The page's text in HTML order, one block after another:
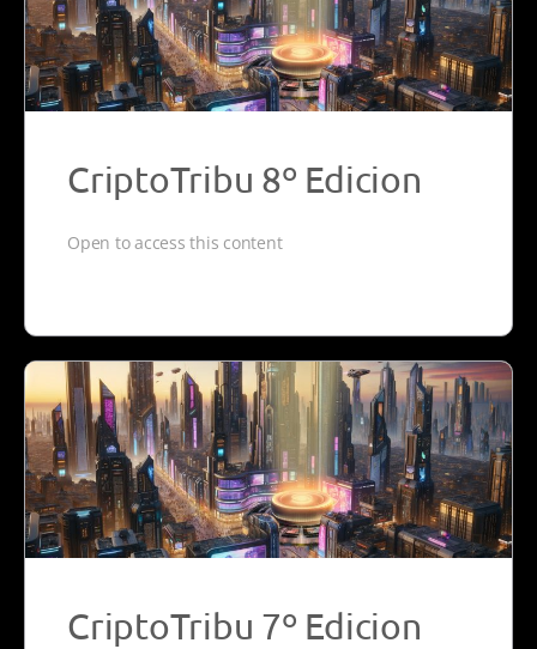
CriptoTribu 8º Edicion
Open to access this content
CriptoTribu 7º Edicion